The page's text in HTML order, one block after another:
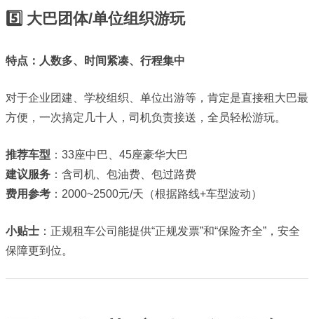
5️⃣ 大巴团体/单位组织游玩
特点：人数多、时间紧凑、行程集中
对于企业团建、学校组织、单位出游等，肯定是直接租大巴最
方便，一次搞定几十人，司机负责接送，全员轻松游玩。
推荐车型 ：33座中巴、45座豪华大巴
建议服务 ：含司机、包油费、包过路费
费用参考 ：2000~2500元/天（根据路线+车型波动）
小贴士 ：正规租车公司能提供“正规发票”和“保险齐全”，安全
保障更到位。